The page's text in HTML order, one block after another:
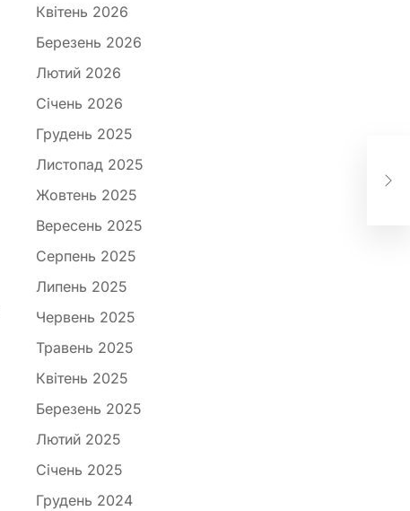
Квітень 2026
Березень 2026
Лютий 2026
Січень 2026
Грудень 2025
Листопад 2025
Жовтень 2025
Вересень 2025
Серпень 2025
Липень 2025
Червень 2025
Травень 2025
Квітень 2025
Березень 2025
Лютий 2025
Січень 2025
Грудень 2024